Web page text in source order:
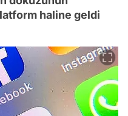
haline geldi